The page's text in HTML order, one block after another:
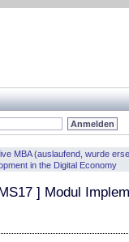
MBA (auslaufend, wurde
in the Digital Economy
] Modul